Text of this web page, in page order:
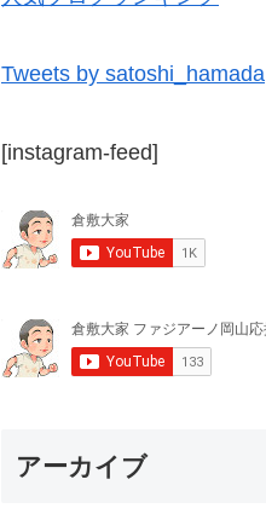
Tweets by satoshi_hamada
[instagram-feed]
アーカイブ